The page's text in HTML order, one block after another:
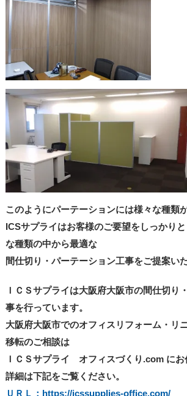
このようにパーテーションには様々な種類
ICSサプライはお客様のご要望をしっかり
な種類の中から最適な
間仕切り・パーテーション工事をご提案い
ＩＣＳサプライは大阪府大阪市の間仕切り
事を行っています。
大阪府大阪市でのオフィスリフォーム・リ
移転のご相談は
ＩＣＳサプライ オフィスづくり.com にお
詳細は下記をご覧ください。
ＵＲＬ：https://icssupplies-office.com/